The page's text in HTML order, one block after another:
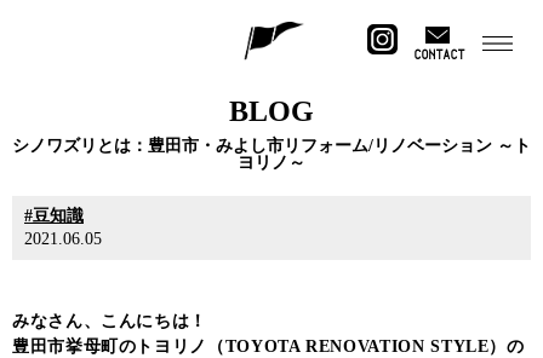
CONTACT
BLOG
シノワズリとは：豊田市・みよし市リフォーム/リノベーション ～ト
ヨリノ～
豆知識
2021.06.05
みなさん、こんにちは！
豊田市挙母町のトヨリノ（TOYOTA RENOVATION STYLE）の